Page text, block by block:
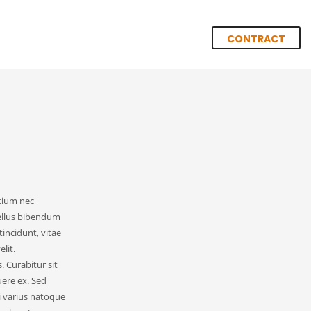
CONTRACT
nec
bibendum
vitae
Curabitur sit
ex. Sed
varius natoque